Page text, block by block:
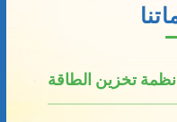
تخزين الطاقة